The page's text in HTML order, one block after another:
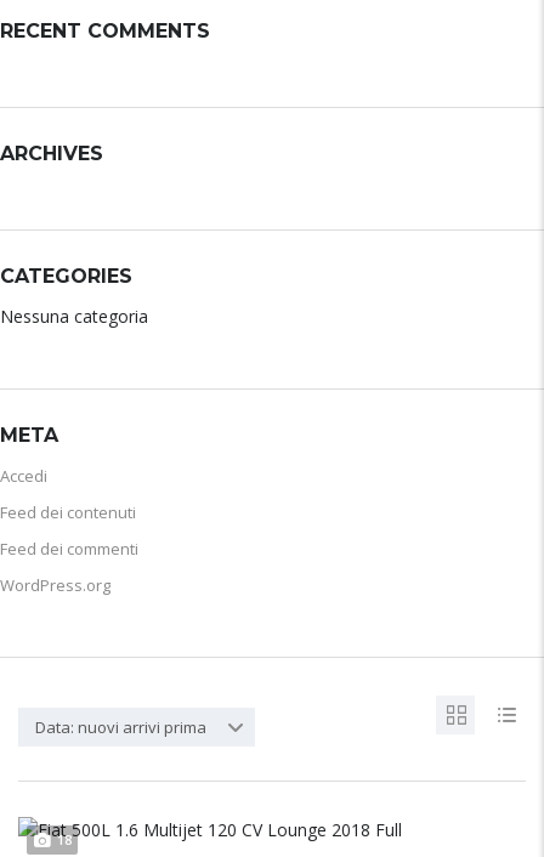
RECENT COMMENTS
ARCHIVES
CATEGORIES
Nessuna categoria
META
Accedi
Feed dei contenuti
Feed dei commenti
WordPress.org
Data: nuovi arrivi prima
18